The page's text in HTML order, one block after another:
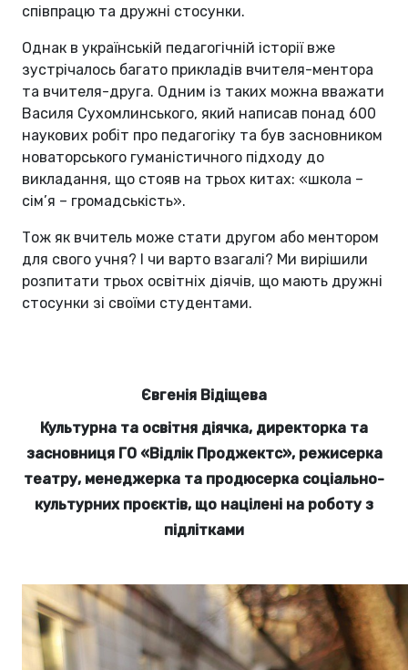
співпрацю та дружні стосунки.
Однак в українській педагогічній історії вже
зустрічалось багато прикладів вчителя-ментора
та вчителя-друга. Одним із таких можна вважати
Василя Сухомлинського, який написав понад 600
наукових робіт про педагогіку та був засновником
новаторського гуманістичного підходу до
викладання, що стояв на трьох китах: «школа –
сім’я – громадськість».
Тож як вчитель може стати другом або ментором
для свого учня? І чи варто взагалі? Ми вирішили
розпитати трьох освітніх діячів, що мають дружні
стосунки зі своїми студентами.
Євгенія Відіщева
Культурна та освітня діячка, директорка та
засновниця ГО «Відлік Проджектс», режисерка
театру, менеджерка та продюсерка соціально-
культурних проєктів, що націлені на роботу з
підлітками